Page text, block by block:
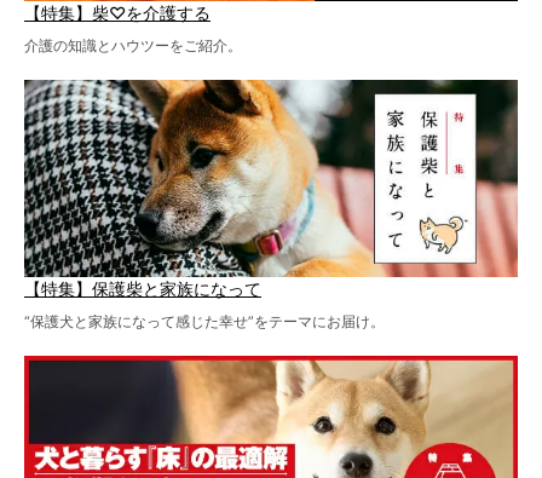
【特集】柴♡を介護する
介護の知識とハウツーをご紹介。
【特集】保護柴と家族になって
“保護犬と家族になって感じた幸せ”をテーマにお届け。